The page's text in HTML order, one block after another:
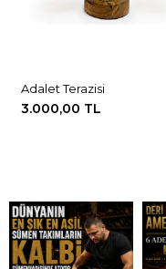
Adalet Terazisi
3.000,00 TL